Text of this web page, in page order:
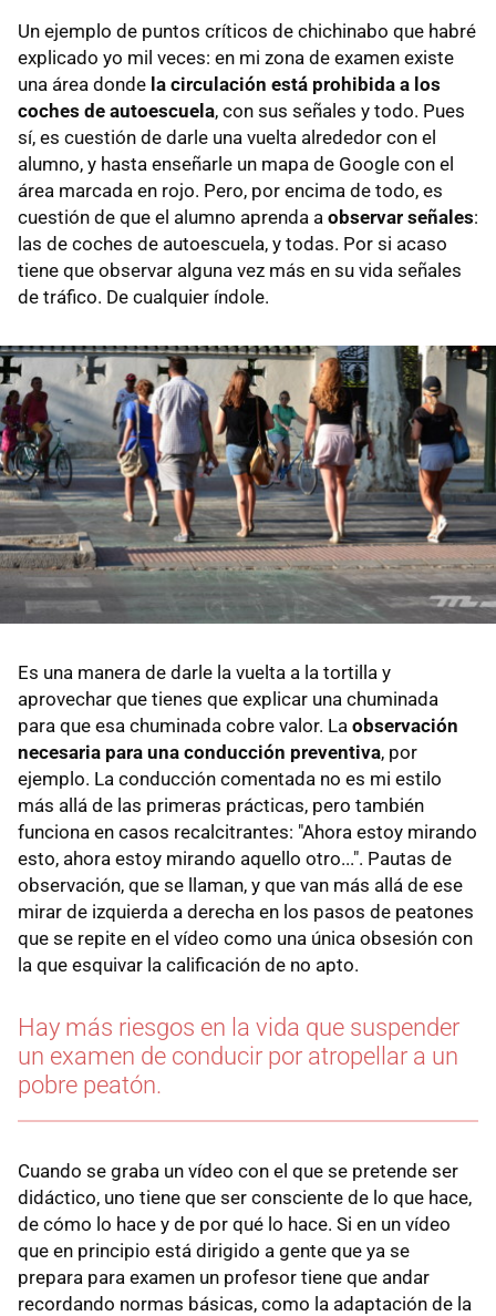
Un ejemplo de puntos críticos de chichinabo que habré
explicado yo mil veces: en mi zona de examen existe
una área donde la circulación está prohibida a los
coches de autoescuela, con sus señales y todo. Pues
sí, es cuestión de darle una vuelta alrededor con el
alumno, y hasta enseñarle un mapa de Google con el
área marcada en rojo. Pero, por encima de todo, es
cuestión de que el alumno aprenda a observar señales:
las de coches de autoescuela, y todas. Por si acaso
tiene que observar alguna vez más en su vida señales
de tráfico. De cualquier índole.
Es una manera de darle la vuelta a la tortilla y
aprovechar que tienes que explicar una chuminada
para que esa chuminada cobre valor. La observación
necesaria para una conducción preventiva, por
ejemplo. La conducción comentada no es mi estilo
más allá de las primeras prácticas, pero también
funciona en casos recalcitrantes: "Ahora estoy mirando
esto, ahora estoy mirando aquello otro...". Pautas de
observación, que se llaman, y que van más allá de ese
mirar de izquierda a derecha en los pasos de peatones
que se repite en el vídeo como una única obsesión con
la que esquivar la calificación de no apto.
Hay más riesgos en la vida que suspender
un examen de conducir por atropellar a un
pobre peatón.
Cuando se graba un vídeo con el que se pretende ser
didáctico, uno tiene que ser consciente de lo que hace,
de cómo lo hace y de por qué lo hace. Si en un vídeo
que en principio está dirigido a gente que ya se
prepara para examen un profesor tiene que andar
recordando normas básicas, como la adaptación de la